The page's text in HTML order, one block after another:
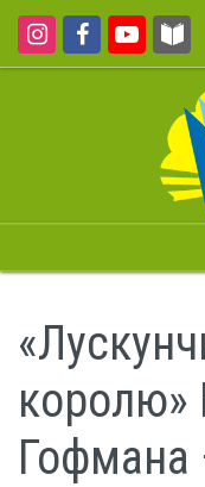
королю»
Гофмана